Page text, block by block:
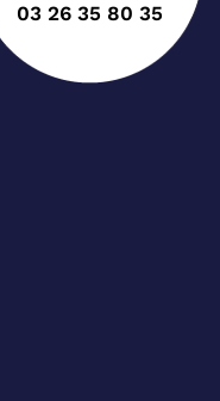
03 26 35 80 35